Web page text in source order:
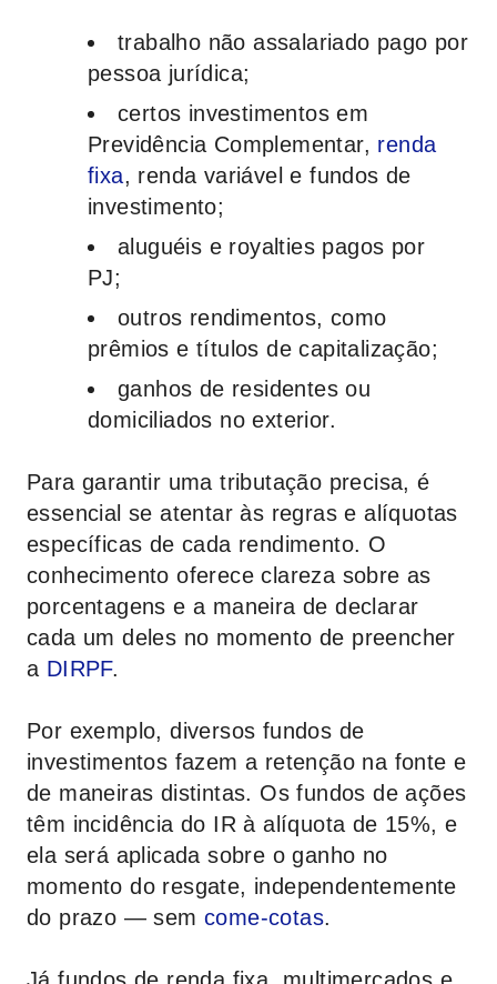
trabalho não assalariado pago por
pessoa jurídica;
certos investimentos em
Previdência Complementar, renda
fixa, renda variável e fundos de
investimento;
aluguéis e royalties pagos por
PJ;
outros rendimentos, como
prêmios e títulos de capitalização;
ganhos de residentes ou
domiciliados no exterior.
Para garantir uma tributação precisa, é
essencial se atentar às regras e alíquotas
específicas de cada rendimento. O
conhecimento oferece clareza sobre as
porcentagens e a maneira de declarar
cada um deles no momento de preencher
a DIRPF.
Por exemplo, diversos fundos de
investimentos fazem a retenção na fonte e
de maneiras distintas. Os fundos de ações
têm incidência do IR à alíquota de 15%, e
ela será aplicada sobre o ganho no
momento do resgate, independentemente
do prazo — sem come-cotas.